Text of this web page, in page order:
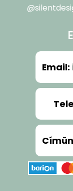
Email: